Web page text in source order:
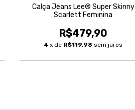
Calça Jeans Lee® Super Skinny
Scarlett Feminina
R$479,90
4 x de R$119,98 sem juros